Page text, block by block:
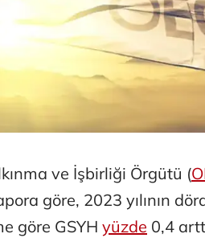
ve İşbirliği Örgütü (
göre, 2023 yılının
göre GSYH yüzde 0,4